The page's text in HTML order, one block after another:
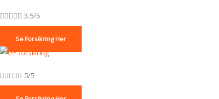
 3.5/5
Se Forsikring Her
 5/5